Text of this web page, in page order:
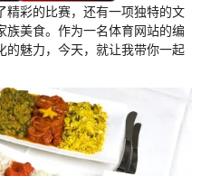
精彩的比赛，还有一项独特的文
美食。作为一名体育网站的编
的魅力，今天，就让我带你一起